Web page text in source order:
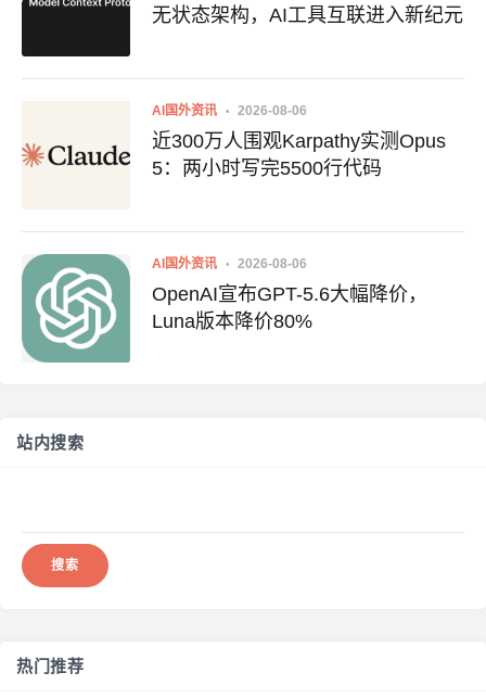
无状态架构，AI工具互联进入新纪元
AI国外资讯 2026-08-06
近300万人围观Karpathy实测Opus
5：两小时写完5500行代码
AI国外资讯 2026-08-06
OpenAI宣布GPT-5.6大幅降价，
Luna版本降价80%
站内搜索
热门推荐